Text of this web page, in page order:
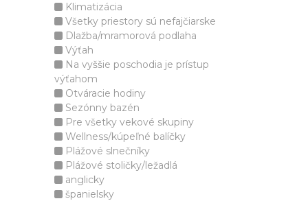
Klimatizácia
Všetky priestory sú nefajčiarske
Dlažba/mramorová podlaha
Výťah
Na vyššie poschodia je prístup
výťahom
Otváracie hodiny
Sezónny bazén
Pre všetky vekové skupiny
Wellness/kúpeľné balíčky
Plážové slnečníky
Plážové stoličky/ležadlá
anglicky
španielsky